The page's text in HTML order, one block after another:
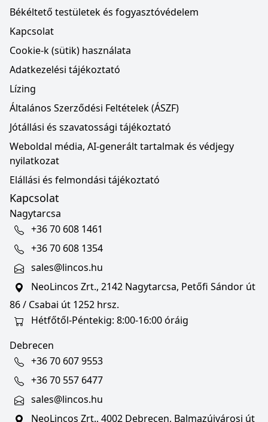
Békéltető testületek és fogyasztóvédelem
Kapcsolat
Cookie-k (sütik) használata
Adatkezelési tájékoztató
Lízing
Általános Szerződési Feltételek (ÁSZF)
Jótállási és szavatossági tájékoztató
Weboldal média, AI-generált tartalmak és védjegy
nyilatkozat
Elállási és felmondási tájékoztató
Kapcsolat
Nagytarcsa
+36 70 608 1461
+36 70 608 1354
sales@lincos.hu
NeoLincos Zrt., 2142 Nagytarcsa, Petőfi Sándor út
86 / Csabai út 1252 hrsz.
Hétfőtől-Péntekig: 8:00-16:00 óráig
Debrecen
+36 70 607 9553
+36 70 557 6477
sales@lincos.hu
NeoLincos Zrt., 4002 Debrecen, Balmazújvárosi út